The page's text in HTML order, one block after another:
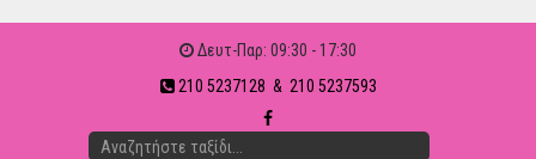
Δευτ-Παρ: 09:30 - 17:30
210 5237128 & 210 5237593